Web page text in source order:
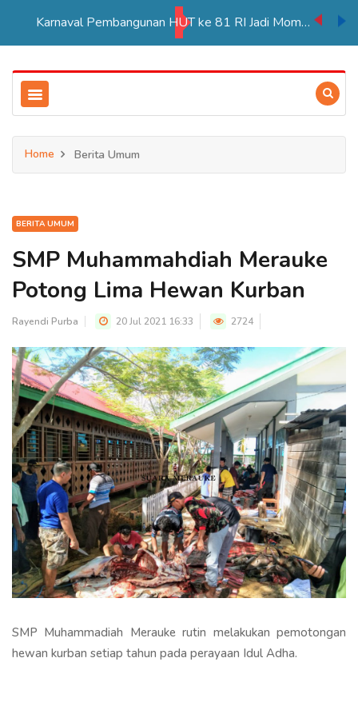
Karnaval Pembangunan HUT ke 81 RI Jadi Momentum Perkuat Persatuan di Merauke
Home Berita Umum
BERITA UMUM
SMP Muhammahdiah Merauke
Potong Lima Hewan Kurban
Rayendi Purba 20 Jul 2021 16:33 2724
SMP Muhammadiah Merauke rutin melakukan pemotongan
hewan kurban setiap tahun pada perayaan Idul Adha.